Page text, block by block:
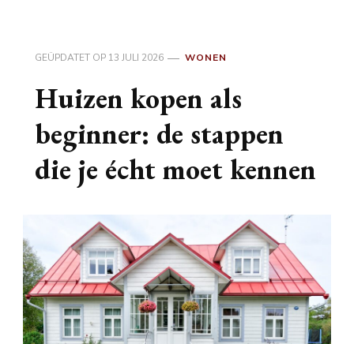
GEÜPDATET OP 13 JULI 2026 WONEN
Huizen kopen als
beginner: de stappen
die je écht moet kennen